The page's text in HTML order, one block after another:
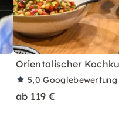
Orientalischer
5,0Googlebewertung
ab 119 €